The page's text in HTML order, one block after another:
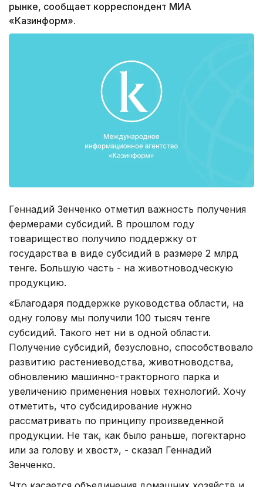
рынке, сообщает корреспондент МИА
«Казинформ».
Геннадий Зенченко отметил важность получения
фермерами субсидий. В прошлом году
товарищество получило поддержку от
государства в виде субсидий в размере 2 млрд
тенге. Большую часть - на животноводческую
продукцию.
«Благодаря поддержке руководства области, на
одну голову мы получили 100 тысяч тенге
субсидий. Такого нет ни в одной области.
Получение субсидий, безусловно, способствовало
развитию растениеводства, животноводства,
обновлению машинно-тракторного парка и
увеличению применения новых технологий. Хочу
отметить, что субсидирование нужно
рассматривать по принципу произведенной
продукции. Не так, как было раньше, погектарно
или за голову и хвост», - сказал Геннадий
Зенченко.